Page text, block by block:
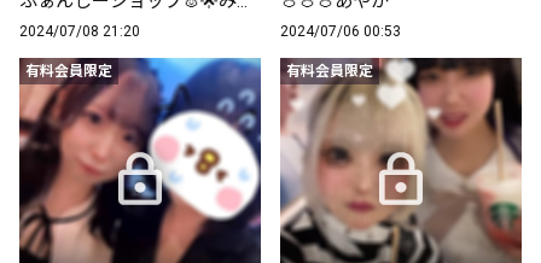
2024/07/08 21:20 2024/07/06 00:53
有料会員限定 有料会員限定